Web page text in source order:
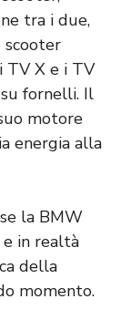
tra i due,
scooter
TV X e i TV
fornelli. Il
motore
energia alla
la BMW
in realtà
della
momento.